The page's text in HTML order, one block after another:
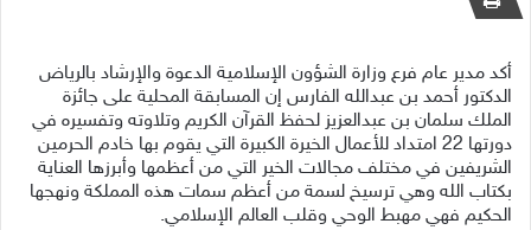
أكد مدير عام فرع وزارة الشؤون الإسلامية الدعوة والإرشاد بالرياض
الدكتور أحمد بن عبدالله الفارس إن المسابقة المحلية على جائزة
الملك سلمان بن عبدالعزيز لحفظ القرآن الكريم وتلاوته وتفسيره في
دورتها 22 امتداد للأعمال الخيرة الكبيرة التي يقوم بها خادم الحرمين
الشريفين في مختلف مجالات الخير التي من أعظمها وأبرزها العناية
بكتاب الله وهي ترسيخ لسمة من أعظم سمات هذه المملكة ونهجها
الحكيم فهي مهبط الوحي وقلب العالم الإسلامي.